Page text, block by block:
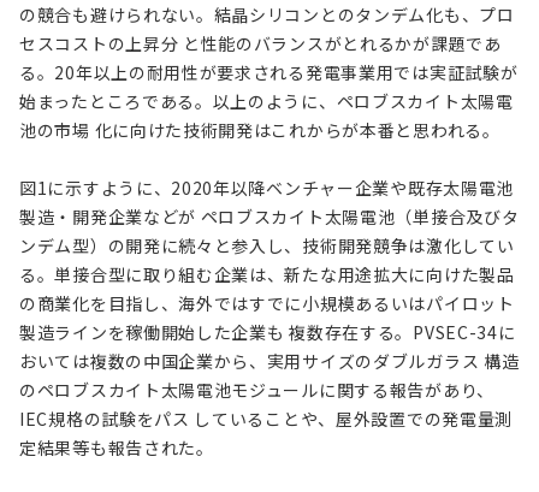
の競合も避けられない。結晶シリコンとのタンデム化も、プロ
セスコストの上昇分 と性能のバランスがとれるかが課題であ
る。20年以上の耐用性が要求される発電事業用では実証試験が
始まったところである。以上のように、ペロブスカイト太陽電
池の市場 化に向けた技術開発はこれからが本番と思われる。
図1に示すように、2020年以降ベンチャー企業や既存太陽電池
製造・開発企業などが ペロブスカイト太陽電池（単接合及びタ
ンデム型）の開発に続々と参入し、技術開発競争は激化してい
る。単接合型に取り組む企業は、新たな用途拡大に向けた製品
の商業化を目指し、海外ではすでに小規模あるいはパイロット
製造ラインを稼働開始した企業も 複数存在する。PVSEC-34に
おいては複数の中国企業から、実用サイズのダブルガラス 構造
のペロブスカイト太陽電池モジュールに関する報告があり、
IEC規格の試験をパス していることや、屋外設置での発電量測
定結果等も報告された。